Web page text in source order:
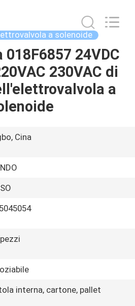
a solenoide
24VDC
230VAC di
a
Cina
interna, cartone, pallet